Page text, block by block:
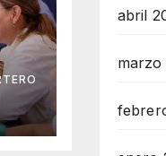
abril
marzo